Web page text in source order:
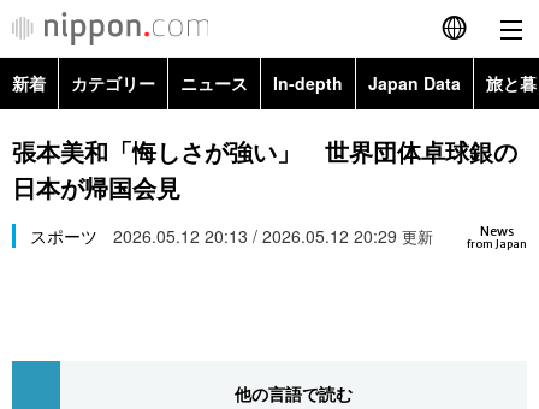
English
简体字
カテゴリー
経済・ビジネス
トップ
In-depth
新着 カテゴリー ニュース In-depth Japan Data 旅と
政治・外交
経済・ビジネス
Topics
張本美和「悔しさが強い」 世界団体卓球銀の
日本が帰国会見
News
from Japan
スポーツ 2026.05.12 20:13 / 2026.05.12 20:29 更新
他の言語で読む